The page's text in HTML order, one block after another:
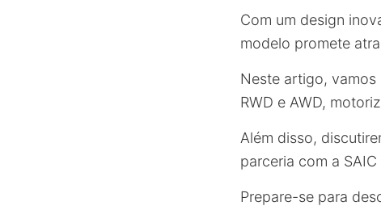
Com um design
modelo promete
Neste artigo,
RWD e AWD,
Além disso,
parceria com a
Prepare-se para